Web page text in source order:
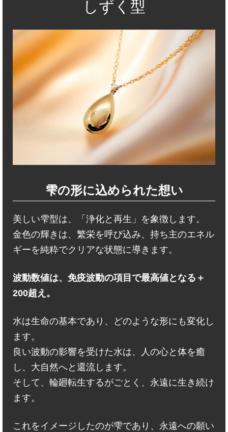
しずく型
雫の形に込められた想い
美しい雫型は、「浄化と再生」を象徴します。
金色の輝きは、繁栄を呼び込み、持ち主のエネル
ギーを純粋でクリアな状態に導きます。
波動数値は、免疫波動の項目で最高値となる＋
200超え。
水は生命の基本であり、どのような形にも変化し
ます。
良い波動の影響を受けた水は、人の心と体を癒
し、大自然へと還流します。
そして、輪廻転生するがごとく、永遠に生き続け
ます。
これをイメージしたのが雫であり、永遠への願い